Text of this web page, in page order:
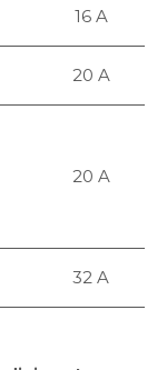
16 A
20 A
20 A
32 A